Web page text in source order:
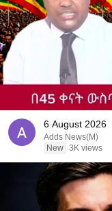
6 August 2026
Adds News(M)
New 3K views